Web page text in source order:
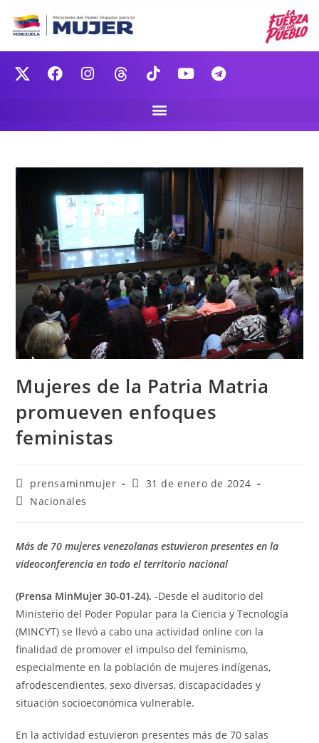
Mujeres de la Patria Matria
promueven enfoques
feministas
prensaminmujer
31 de enero de 2024
Nacionales
Más de 70 mujeres venezolanas estuvieron presentes en la
videoconferencia en todo el territorio nacional
(Prensa MinMujer 30-01-24).-Desde el auditorio del
Ministerio del Poder Popular para la Ciencia y Tecnología
(MINCYT) se llevó a cabo una actividad online con la
finalidad de promover el impulso del feminismo,
especialmente en la población de mujeres indígenas,
afrodescendientes, sexo diversas, discapacidades y
situación socioeconómica vulnerable.
En la actividad estuvieron presentes más de 70 salas